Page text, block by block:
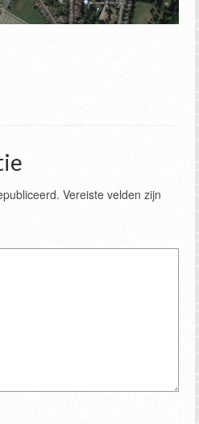
Vereiste velden zijn